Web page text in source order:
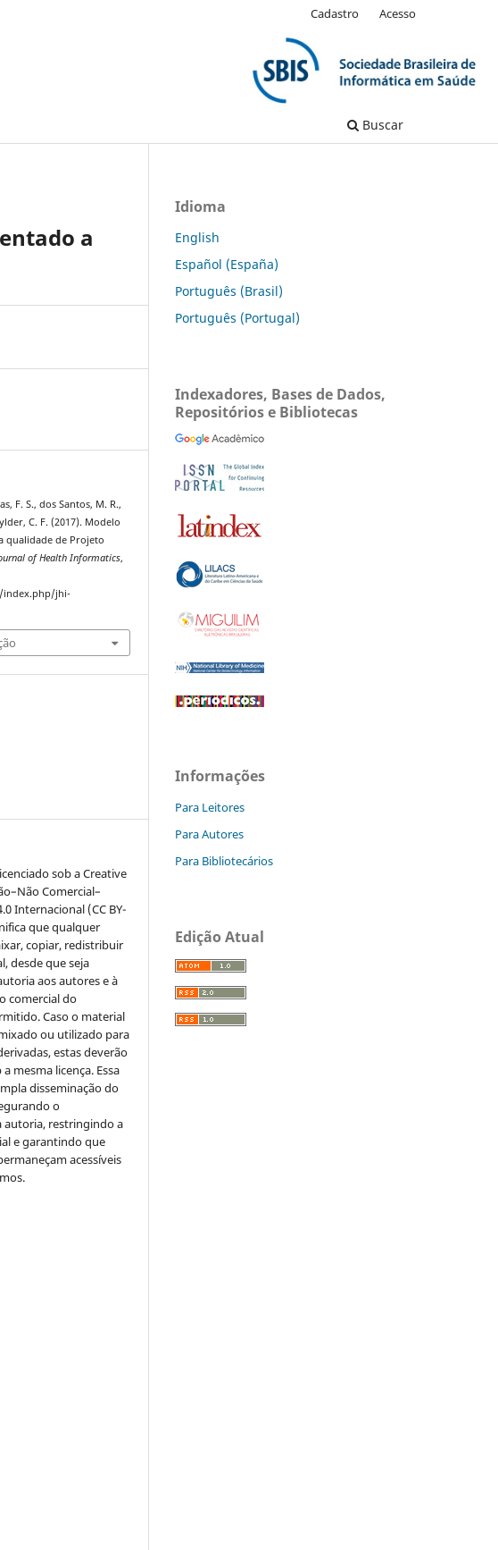
Buscar
Cadastro Acesso
a
F. S., dos Santos, M. R.,
C. F. (2017). Modelo
qualidade de Projeto
of Health Informatics,
index.php/jhi-
sob a Creative
Comercial–
Internacional (CC BY-
que qualquer
copiar, redistribuir
desde que seja
aos autores e à
comercial do
Caso o material
ou utilizado para
estas deverão
mesma licença. Essa
disseminação do
o
autoria, restringindo a
e garantindo que
acessíveis
Idioma
English
Español (España)
Português (Brasil)
Português (Portugal)
Indexadores, Bases de Dados,
Repositórios e Bibliotecas
Informações
Para Leitores
Para Autores
Para Bibliotecários
Edição Atual